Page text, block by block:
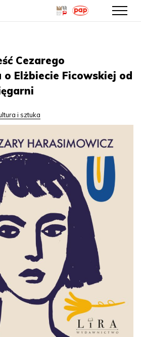
treści
Cezarego
Elżbiecie Ficowskiej od
i sztuka